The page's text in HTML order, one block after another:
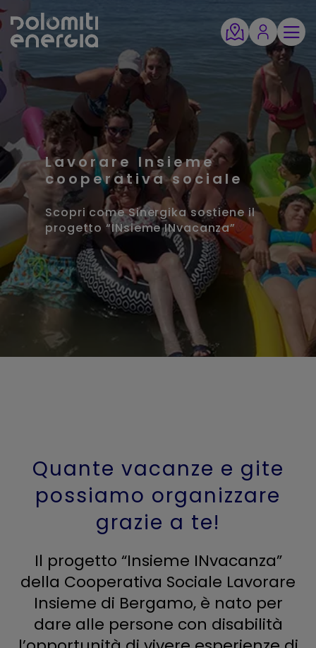
Lavorare Insieme
cooperativa sociale
Scopri come Sinergika sostiene il
progetto “INsieme INvacanza”
Quante vacanze e gite
possiamo organizzare
grazie a te!
Il progetto “Insieme INvacanza”
della Cooperativa Sociale Lavorare
Insieme di Bergamo, è nato per
dare alle persone con disabilità